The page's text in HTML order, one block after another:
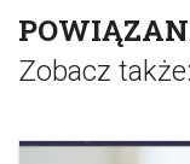
Zobacz także: